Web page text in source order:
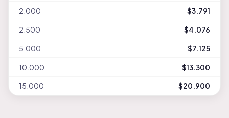
2.000 $3.791
2.500 $4.076
5.000 $7.125
10.000 $13.300
15.000 $20.900